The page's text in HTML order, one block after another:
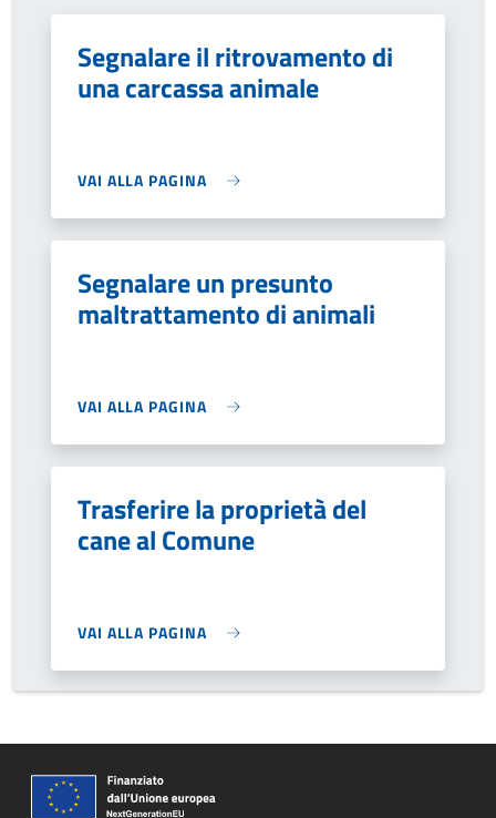
Segnalare il ritrovamento di
una carcassa animale
VAI ALLA PAGINA
Segnalare un presunto
maltrattamento di animali
VAI ALLA PAGINA
Trasferire la proprietà del
cane al Comune
VAI ALLA PAGINA